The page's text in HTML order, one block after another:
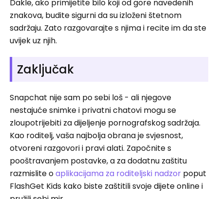
Dakle, ako primijetite bilo koji od gore navedenih
znakova, budite sigurni da su izloženi štetnom
sadržaju. Zato razgovarajte s njima i recite im da ste
uvijek uz njih.
Zaključak
Snapchat nije sam po sebi loš - ali njegove
nestajuće snimke i privatni chatovi mogu se
zloupotrijebiti za dijeljenje pornografskog sadržaja.
Kao roditelj, vaša najbolja obrana je svjesnost,
otvoreni razgovori i pravi alati. Započnite s
pooštravanjem postavke, a za dodatnu zaštitu
razmislite oaplikacijama za roditeljski nadzor poput
FlashGet Kids kako biste zaštitili svoje dijete online i